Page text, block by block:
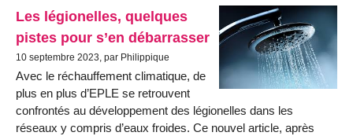
Les légionelles, quelques
pistes pour s’en débarrasser
10 septembre 2023, par Philippique
Avec le réchauffement climatique, de
plus en plus d’EPLE se retrouvent
confrontés au développement des légionelles dans les
réseaux y compris d’eaux froides. Ce nouvel article, après